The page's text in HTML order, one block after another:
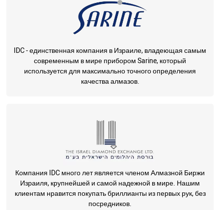
IDC - единственная компания в Израиле, владеющая самым
современным в мире прибором Sarine, который
используется для максимально точного определения
качества алмазов.
Компания IDC много лет является членом Алмазной Биржи
Израиля, крупнейшей и самой надежной в мире. Нашим
клиентам нравится покупать бриллианты из первых рук, без
посредников.